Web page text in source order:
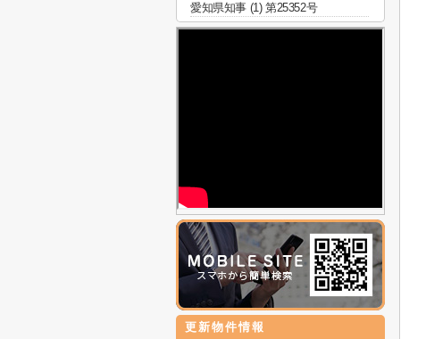
愛知県知事 (1) 第25352号
更新物件情報